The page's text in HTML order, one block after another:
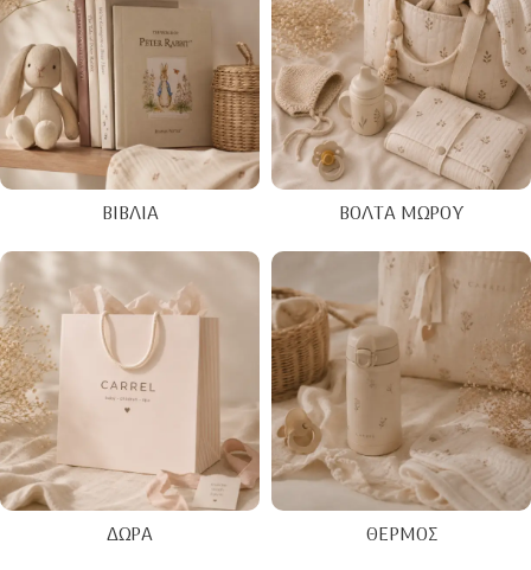
ΒΙΒΛΊΑ ΒΌΛΤΑ ΜΩΡΟΎ
ΔΏΡΑ ΘΕΡΜΌΣ